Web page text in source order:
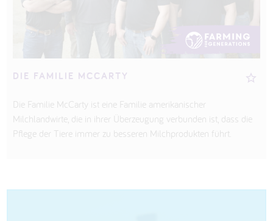
DIE FAMILIE MCCARTY
Die Familie McCarty ist eine Familie amerikanischer
Milchlandwirte, die in ihrer Überzeugung verbunden ist, dass die
Pflege der Tiere immer zu besseren Milchprodukten führt.